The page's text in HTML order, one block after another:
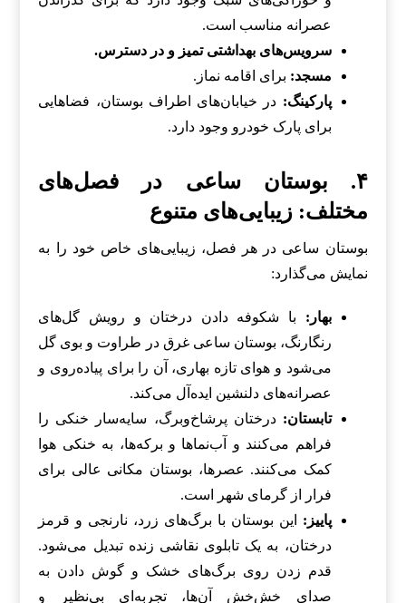
عصرانه مناسب است.
سرویس‌های بهداشتی تمیز و در دسترس.
مسجد: برای اقامه نماز.
پارکینگ: در خیابان‌های اطراف بوستان، فضاهایی
برای پارک خودرو وجود دارد.
۴. بوستان ساعی در فصل‌های
مختلف: زیبایی‌های متنوع
بوستان ساعی در هر فصل، زیبایی‌های خاص خود را به
نمایش می‌گذارد:
بهار: با شکوفه دادن درختان و رویش گل‌های
رنگارنگ، بوستان ساعی غرق در طراوت و بوی گل
می‌شود و هوای تازه بهاری، آن را برای پیاده‌روی و
عصرانه‌های دلنشین ایده‌آل می‌کند.
تابستان: درختان پرشاخ‌وبرگ، سایه‌سار خنکی را
فراهم می‌کنند و آب‌نماها و برکه‌ها، به خنکی هوا
کمک می‌کنند. عصرها، بوستان مکانی عالی برای
فرار از گرمای شهر است.
پاییز: این بوستان با برگ‌های زرد، نارنجی و قرمز
درختان، به یک تابلوی نقاشی زنده تبدیل می‌شود.
قدم زدن روی برگ‌های خشک و گوش دادن به
صدای خش‌خش آن‌ها، تجربه‌ای بی‌نظیر و